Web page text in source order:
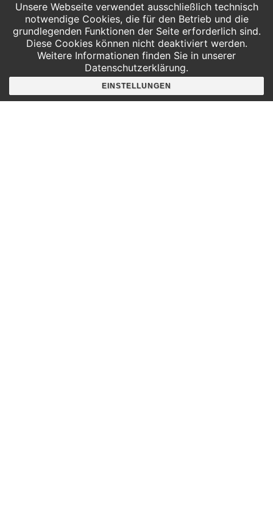
VORHERIGEVERANSTALTUNGEN
Heute
NÄCHSTE
KALENDER ABONNIEREN
Unsere Webseite verwendet ausschließlich technisch
notwendige Cookies, die für den Betrieb und die
grundlegenden Funktionen der Seite erforderlich sind.
Diese Cookies können nicht deaktiviert werden.
Weitere Informationen finden Sie in unserer
Datenschutzerklärung.
EINSTELLUNGEN